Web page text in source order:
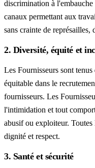
discrimination à
canaux permettant aux
sans crainte de
2. Diversité, équité et
Les Fournisseurs sont
équitable dans le
fournisseurs. Les
l'intimidation et tout
abusif ou exploiteur. Toutes
dignité et respect.
3. Santé et sécurité